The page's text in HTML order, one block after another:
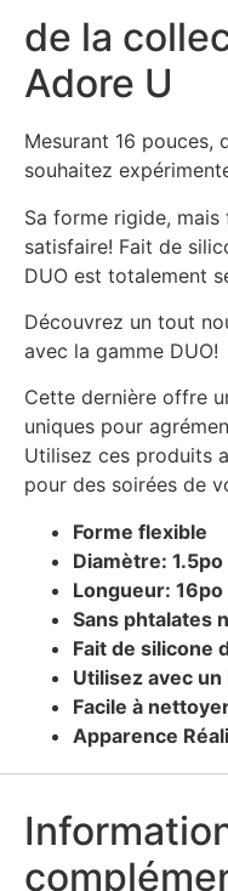
de la
Adore U
Mesurant 16 pouces,
souhaitez
Sa forme rigide,
satisfaire! Fait de
DUO est totalement
Découvrez un tout
avec la gamme DUO!
Cette dernière offre
uniques pour
Utilisez ces produits
pour des soirées de
Forme flexible
Diamètre: 1.5po
Longueur: 16po
Sans phtalates
Fait de silicone
Utilisez avec un
Facile à
Apparence